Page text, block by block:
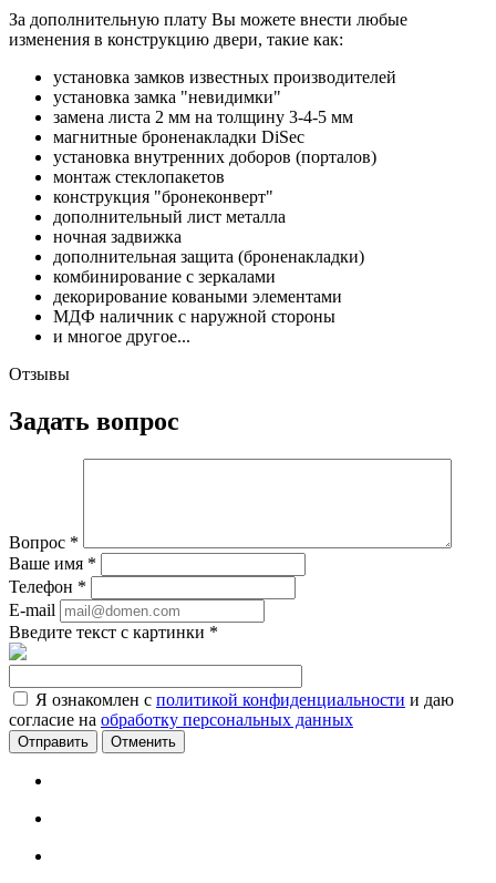
За дополнительную плату Вы можете внести любые
изменения в конструкцию двери, такие как:
установка замков известных производителей
установка замка "невидимки"
замена листа 2 мм на толщину 3-4-5 мм
магнитные броненакладки DiSec
установка внутренних доборов (порталов)
монтаж стеклопакетов
конструкция "бронеконверт"
дополнительный лист металла
ночная задвижка
дополнительная защита (броненакладки)
комбинирование с зеркалами
декорирование коваными элементами
МДФ наличник с наружной стороны
и многое другое...
Отзывы
Задать вопрос
Вопрос *
Ваше имя *
Телефон *
E-mail
Введите текст с картинки *
Я ознакомлен с политикой конфиденциальности и даю
согласие на обработку персональных данных
Отменить